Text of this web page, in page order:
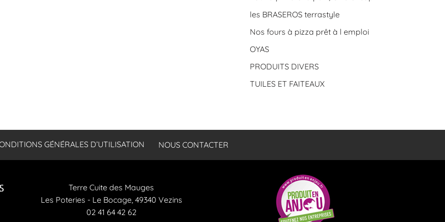
les BRASEROS terrastyle
Nos fours à pizza prêt à l emploi
OYAS
PRODUITS DIVERS
TUILES ET FAITEAUX
GÉNÉRALES D’UTILISATION NOUS CONTACTER
Terre Cuite des Mauges
Les Poteries - Le Bocage, 49340 Vezins
02 41 64 42 62